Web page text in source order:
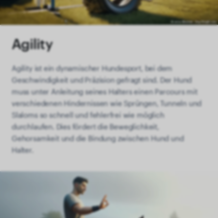
Agility
Agility ist ein dynamischer Hundesport, bei dem
Geschwindigkeit und Präzision gefragt sind. Der Hund
muss unter Anleitung seines Halters einen Parcours mit
verschiedenen Hindernissen wie Sprüngen, Tunneln und
Slaloms so schnell und fehlerfrei wie möglich
durchlaufen. Dies fördert die Beweglichkeit,
Gehorsamkeit und die Bindung zwischen Hund und
Halter.